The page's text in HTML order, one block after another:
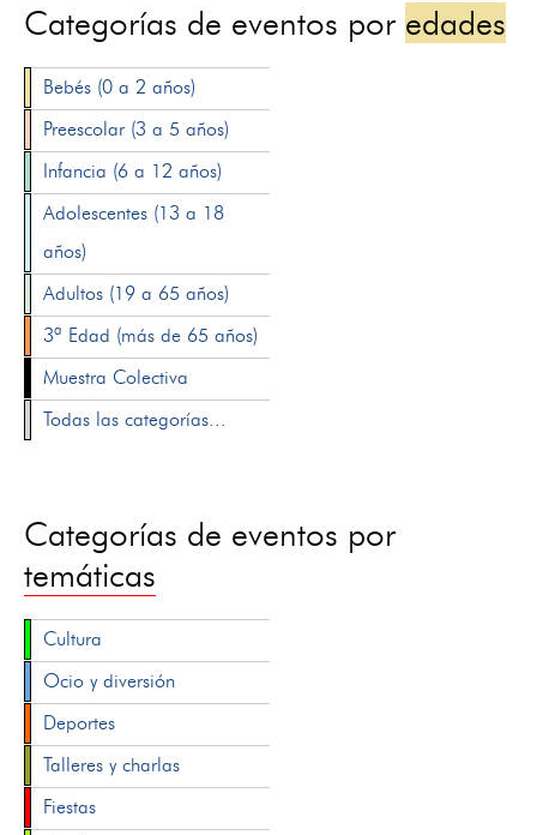
Categorías de eventos por edades
Bebés (0 a 2 años)
Preescolar (3 a 5 años)
Infancia (6 a 12 años)
Adolescentes (13 a 18
años)
Adultos (19 a 65 años)
3ª Edad (más de 65 años)
Muestra Colectiva
Todas las categorías...
Categorías de eventos por
temáticas
Cultura
Ocio y diversión
Deportes
Talleres y charlas
Fiestas